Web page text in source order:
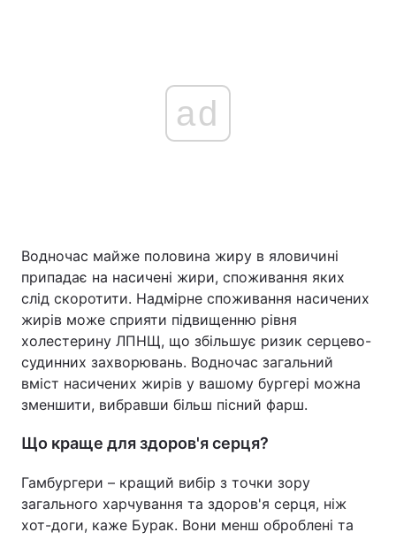
ad
Водночас майже половина жиру в яловичині
припадає на насичені жири, споживання яких
слід скоротити. Надмірне споживання насичених
жирів може сприяти підвищенню рівня
холестерину ЛПНЩ, що збільшує ризик серцево-
судинних захворювань. Водночас загальний
вміст насичених жирів у вашому бургері можна
зменшити, вибравши більш пісний фарш.
Що краще для здоров'я серця?
Гамбургери – кращий вибір з точки зору
загального харчування та здоров'я серця, ніж
хот-доги, каже Бурак. Вони менш оброблені та